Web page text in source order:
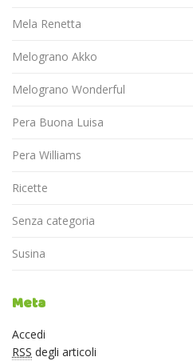
Mela Renetta
Melograno Akko
Melograno Wonderful
Pera Buona Luisa
Pera Williams
Ricette
Senza categoria
Susina
Meta
Accedi
RSS degli articoli